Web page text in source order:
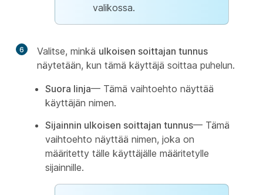
valikossa.
6 Valitse, minkä ulkoisen soittajan tunnus
näytetään, kun tämä käyttäjä soittaa puhelun.
Suora linja— Tämä vaihtoehto näyttää
käyttäjän nimen.
Sijainnin ulkoisen soittajan tunnus— Tämä
vaihtoehto näyttää nimen, joka on
määritetty tälle käyttäjälle määritetylle
sijainnille.